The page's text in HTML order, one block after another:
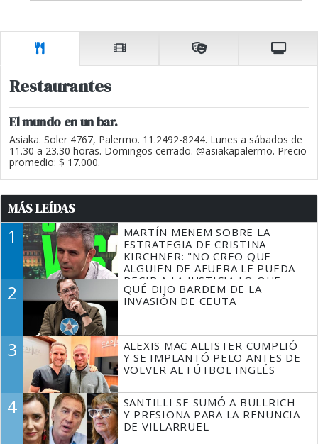
Restaurantes
El mundo en un bar.
Asiaka. Soler 4767, Palermo. 11.2492-8244. Lunes a sábados de
11.30 a 23.30 horas. Domingos cerrado. @asiakapalermo. Precio
promedio: $ 17.000.
MÁS LEÍDAS
1
MARTÍN MENEM SOBRE LA
ESTRATEGIA DE CRISTINA
KIRCHNER: "NO CREO QUE
ALGUIEN DE AFUERA LE PUEDA
DECIR A LA JUSTICIA LO QUE
TIENE QUE HACER"
2
QUÉ DIJO BARDEM DE LA
INVASIÓN DE CEUTA
3
ALEXIS MAC ALLISTER CUMPLIÓ
Y SE IMPLANTÓ PELO ANTES DE
VOLVER AL FÚTBOL INGLÉS
4
SANTILLI SE SUMÓ A BULLRICH
Y PRESIONA PARA LA RENUNCIA
DE VILLARRUEL